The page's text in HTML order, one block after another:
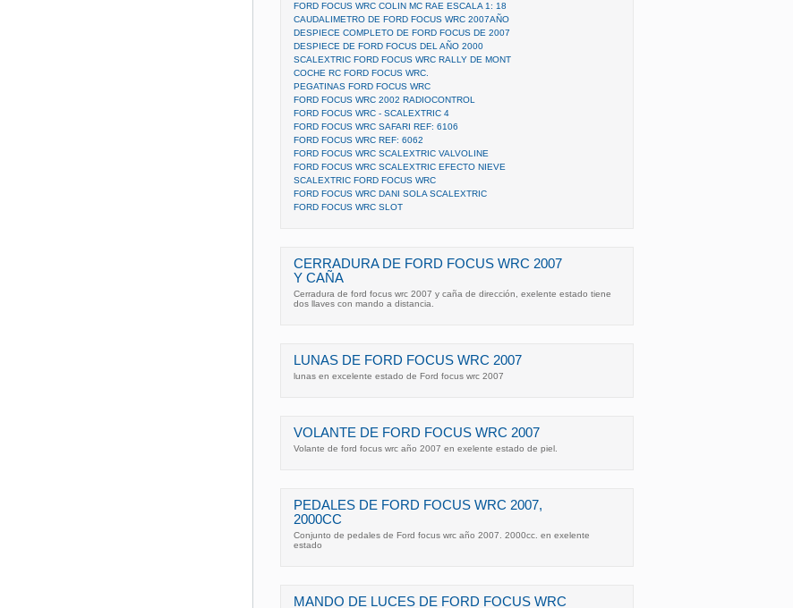
FORD FOCUS WRC COLIN MC RAE ESCALA 1: 18
CAUDALIMETRO DE FORD FOCUS WRC 2007AÑO
DESPIECE COMPLETO DE FORD FOCUS DE 2007
DESPIECE DE FORD FOCUS DEL AÑO 2000
SCALEXTRIC FORD FOCUS WRC RALLY DE MONT
COCHE RC FORD FOCUS WRC.
PEGATINAS FORD FOCUS WRC
FORD FOCUS WRC 2002 RADIOCONTROL
FORD FOCUS WRC - SCALEXTRIC 4
FORD FOCUS WRC SAFARI REF: 6106
FORD FOCUS WRC REF: 6062
FORD FOCUS WRC SCALEXTRIC VALVOLINE
FORD FOCUS WRC SCALEXTRIC EFECTO NIEVE
SCALEXTRIC FORD FOCUS WRC
FORD FOCUS WRC DANI SOLA SCALEXTRIC
FORD FOCUS WRC SLOT
CERRADURA DE FORD FOCUS WRC 2007
Y CAÑA
Cerradura de ford focus wrc 2007 y caña de dirección, exelente estado tiene
dos llaves con mando a distancia.
LUNAS DE FORD FOCUS WRC 2007
lunas en excelente estado de Ford focus wrc 2007
VOLANTE DE FORD FOCUS WRC 2007
Volante de ford focus wrc año 2007 en exelente estado de piel.
PEDALES DE FORD FOCUS WRC 2007,
2000CC
Conjunto de pedales de Ford focus wrc año 2007. 2000cc. en exelente
estado
MANDO DE LUCES DE FORD FOCUS WRC